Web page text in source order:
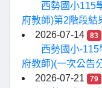
西勢國小115
府教師)第2階段結
2026-07-14
83
西勢國小-115
府教師)(一次公告
2026-07-21
79